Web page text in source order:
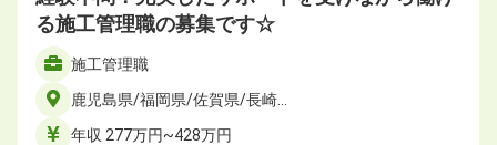
る施工管理職の募集です☆
施工管理職
鹿児島県/福岡県/佐賀県/長崎…
年収 277万円~428万円